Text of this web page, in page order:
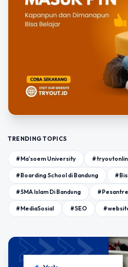
TRENDING TOPICS
#Ma'soem University
#Boarding School di Bandung
#SMA Islam Di Bandung
#MediaSosial #SEO